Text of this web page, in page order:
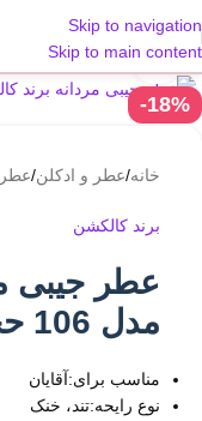
Skip to navigation
Skip to main content
-18%
بزرگنمایی تصویر
خانه/عطر و ادکلن/
برند کالکشن
عطر جیبی
مدل 106 حجم 25 میلی لیتر
مناسب برای:آقایان
نوع رایحه:تند، خنک